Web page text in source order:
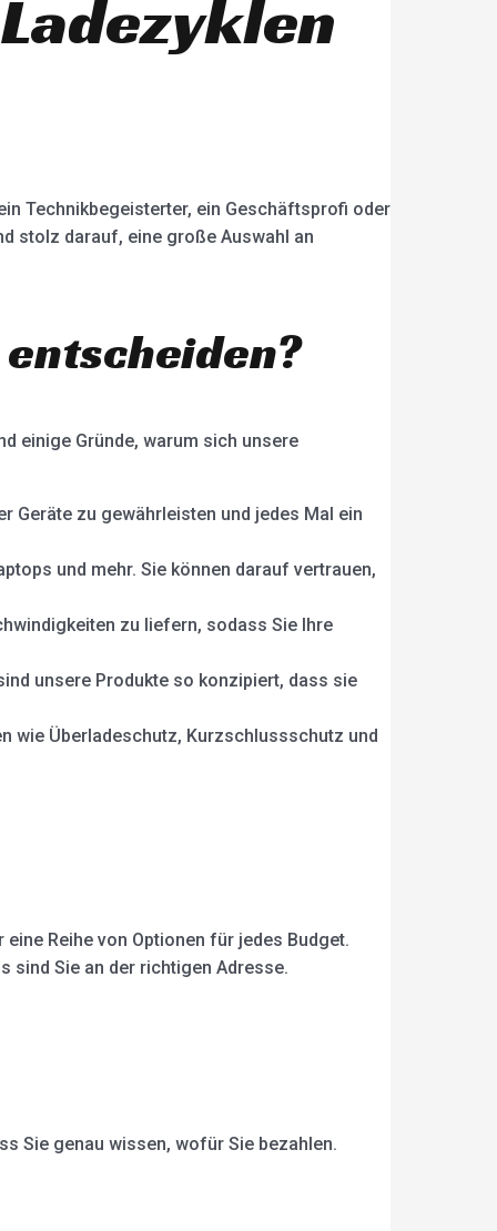
Technikbegeisterter, ein Geschäftsprofi oder
stolz darauf, eine große Auswahl an
einige Gründe, warum sich unsere
zu gewährleisten und jedes Mal ein
und mehr. Sie können darauf vertrauen,
zu liefern, sodass Sie Ihre
unsere Produkte so konzipiert, dass sie
wie Überladeschutz, Kurzschlussschutz und
Reihe von Optionen für jedes Budget.
sind Sie an der richtigen Adresse.
Sie genau wissen, wofür Sie bezahlen.